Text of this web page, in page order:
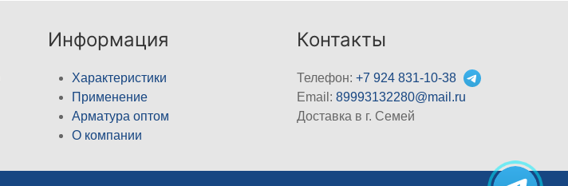
Информация
Характеристики
Применение
Арматура оптом
О компании
Контакты
Телефон:+7 924 831-10-38
Email:89993132280@mail.ru
Доставка в г. Семей